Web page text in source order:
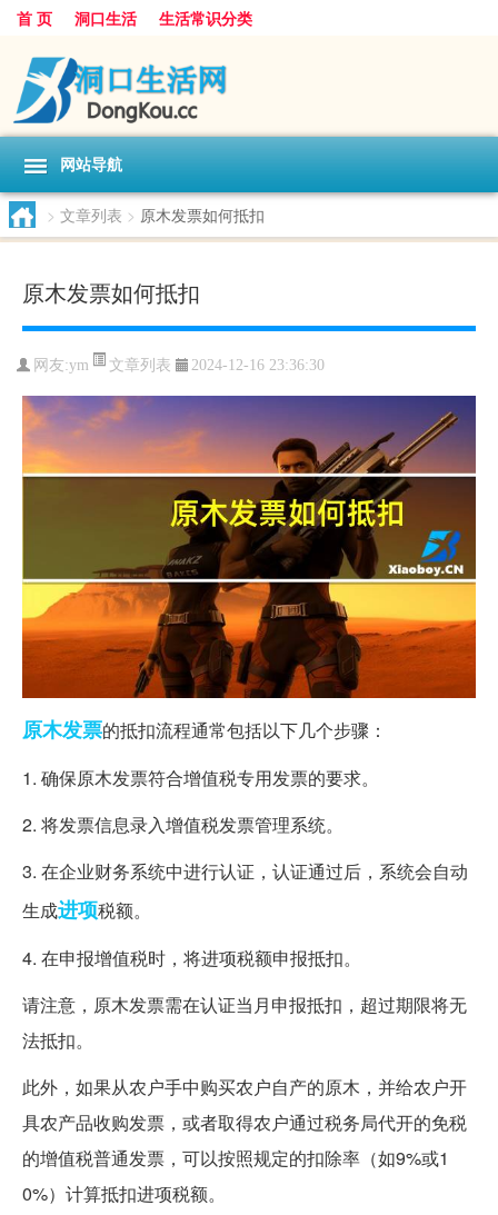
首 页 洞口生活 生活常识分类
网站导航
> 文章列表 > 原木发票如何抵扣
原木发票如何抵扣
网友:ym 文章列表 2024-12-16 23:36:30
原木发票的抵扣流程通常包括以下几个步骤：
1. 确保原木发票符合增值税专用发票的要求。
2. 将发票信息录入增值税发票管理系统。
3. 在企业财务系统中进行认证，认证通过后，系统会自动
生成进项税额。
4. 在申报增值税时，将进项税额申报抵扣。
请注意，原木发票需在认证当月申报抵扣，超过期限将无
法抵扣。
此外，如果从农户手中购买农户自产的原木，并给农户开
具农产品收购发票，或者取得农户通过税务局代开的免税
的增值税普通发票，可以按照规定的扣除率（如9%或1
0%）计算抵扣进项税额。